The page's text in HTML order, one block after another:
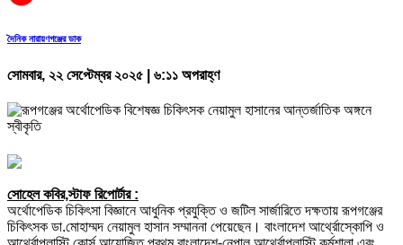
দৈনিক নারায়ণগঞ্জের ডাক
সোমবার, ২২ সেপ্টেম্বর ২০২৫ | ৬:১১ অপরাহ্ণ
সোহেল কবির,স্টাফ রিপোর্টার :
অর্থোপেডিক চিকিৎসা বিজ্ঞানে আধুনিক প্রযুক্তি ও জটিল সার্জারিতে দক্ষতায় রূপগঞ্জের
চিকিৎসক ডা.মোহাম্মদ নেয়ামুল হাসান সম্মাননা পেয়েছেন। বাংলাদেশ আর্থ্রোস্কোপি ও